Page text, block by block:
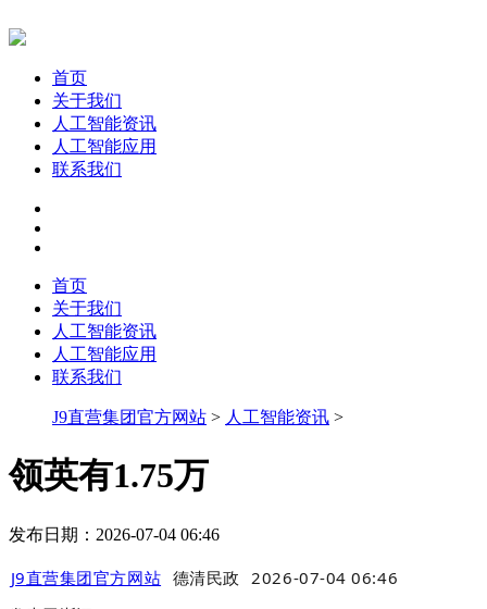
首页
关于我们
人工智能资讯
人工智能应用
联系我们
首页
关于我们
人工智能资讯
人工智能应用
联系我们
J9直营集团官方网站 > 人工智能资讯 >
领英有1.75万
发布日期：2026-07-04 06:46
J9直营集团官方网站 德清民政
2026-07-04 06:46